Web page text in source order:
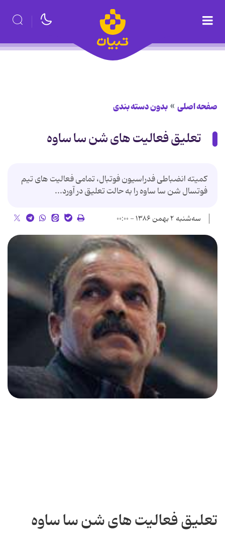
صفحه اصلی بدون دسته بندی
تعلیق فعالیت های شن سا ساوه
کمیته انضباطی فدراسیون فوتبال، تمامی فعالیت های تیم
فوتسال شن سا ساوه را به حالت تعلیق در آورد...
سه‌شنبه ۲ بهمن ۱۳۸۶ - ۰۰:۰۰
تعلیق فعالیت های شن سا ساوه